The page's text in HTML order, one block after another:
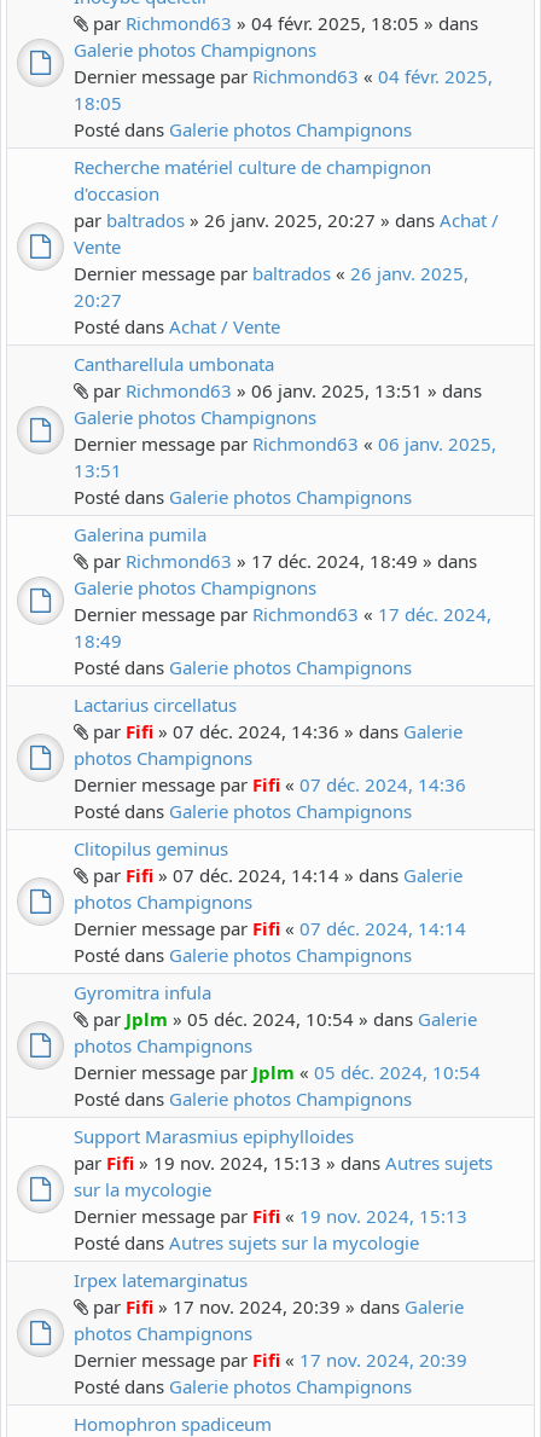
par Richmond63 » 04 févr. 2025, 18:05 » dans
Galerie photos Champignons
Dernier message par Richmond63 « 04 févr. 2025,
18:05
Posté dans Galerie photos Champignons
Recherche matériel culture de champignon
d'occasion
par baltrados » 26 janv. 2025, 20:27 » dans Achat /
Vente
Dernier message par baltrados « 26 janv. 2025,
20:27
Posté dans Achat / Vente
Cantharellula umbonata
par Richmond63 » 06 janv. 2025, 13:51 » dans
Galerie photos Champignons
Dernier message par Richmond63 « 06 janv. 2025,
13:51
Posté dans Galerie photos Champignons
Galerina pumila
par Richmond63 » 17 déc. 2024, 18:49 » dans
Galerie photos Champignons
Dernier message par Richmond63 « 17 déc. 2024,
18:49
Posté dans Galerie photos Champignons
Lactarius circellatus
par Fifi » 07 déc. 2024, 14:36 » dans Galerie
photos Champignons
Dernier message par Fifi « 07 déc. 2024, 14:36
Posté dans Galerie photos Champignons
Clitopilus geminus
par Fifi » 07 déc. 2024, 14:14 » dans Galerie
photos Champignons
Dernier message par Fifi « 07 déc. 2024, 14:14
Posté dans Galerie photos Champignons
Gyromitra infula
par Jplm » 05 déc. 2024, 10:54 » dans Galerie
photos Champignons
Dernier message par Jplm « 05 déc. 2024, 10:54
Posté dans Galerie photos Champignons
Support Marasmius epiphylloides
par Fifi » 19 nov. 2024, 15:13 » dans Autres sujets
sur la mycologie
Dernier message par Fifi « 19 nov. 2024, 15:13
Posté dans Autres sujets sur la mycologie
Irpex latemarginatus
par Fifi » 17 nov. 2024, 20:39 » dans Galerie
photos Champignons
Dernier message par Fifi « 17 nov. 2024, 20:39
Posté dans Galerie photos Champignons
Homophron spadiceum